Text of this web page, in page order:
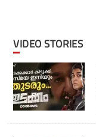
VIDEO STORIES